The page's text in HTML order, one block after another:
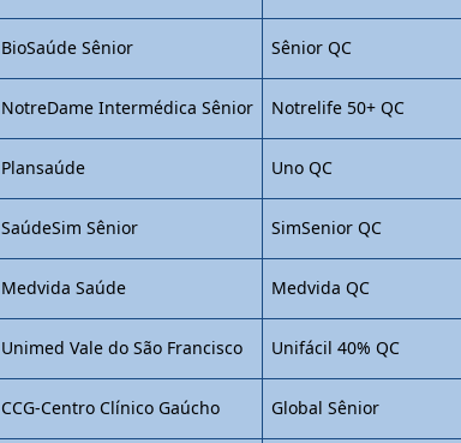
BioSaúde Sênior Sênior QC
NotreDame Intermédica Sênior Notrelife 50+ QC
Plansaúde Uno QC
SaúdeSim Sênior SimSenior QC
Medvida Saúde Medvida QC
Unimed Vale do São Francisco Unifácil 40% QC
CCG-Centro Clínico Gaúcho Global Sênior